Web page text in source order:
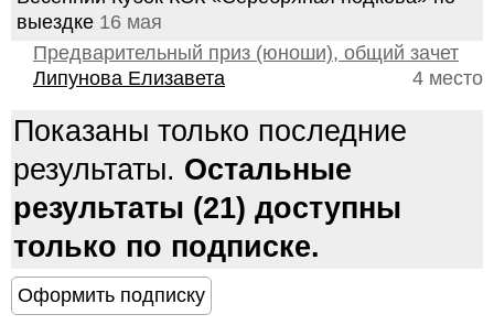
выездке 16 мая
Предварительный приз (юноши), общий зачет
4 место
Липунова Елизавета
Показаны только последние
результаты. Остальные
результаты (21) доступны
только по подписке.